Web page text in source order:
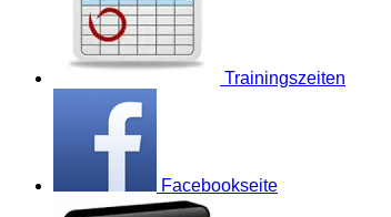
Trainingszeiten
Facebookseite